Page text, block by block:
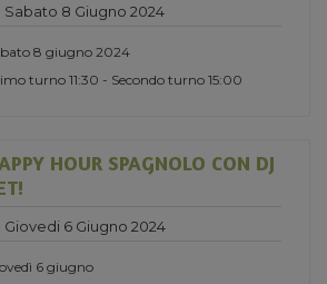
Sabato 8 Giugno 2024
8 giugno 2024
turno 11:30 - Secondo turno 15:00
HOUR SPAGNOLO CON DJ
Giovedi 6 Giugno 2024
6 giugno